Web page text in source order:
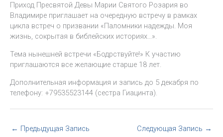
Приход Пресвятой Девы Марии Святого Розария во
Владимире приглашает на очередную встречу в рамках
цикла встреч о призвании «Паломники надежды. Моя
жизнь, сокрытая в библейских историях…».
Тема нынешней встречи «Бодрствуйте!» К участию
приглашаются все желающие старше 18 лет.
Дополнительная информация и запись до 5 декабря по
телефону: +79535523144 (сестра Гиацинта).
← Предыдущая Запись Следующая Запись →